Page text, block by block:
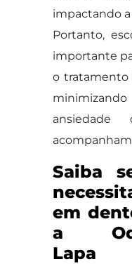
impactando
Portanto,
importante
o tratamento
Saiba
em
a
Lapa